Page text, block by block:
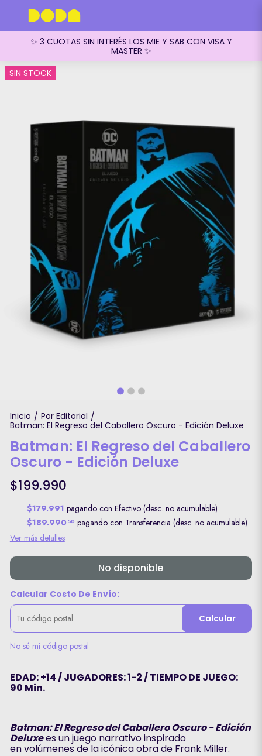
✨ 3 CUOTAS SIN INTERÉS LOS MIE Y SAB CON VISA Y
MASTER ✨
SIN STOCK
Inicio / Por Editorial /
Batman: El Regreso del Caballero Oscuro - Edición Deluxe
Batman: El Regreso del Caballero
Oscuro - Edición Deluxe
$199.990
$179.991 pagando con Efectivo (desc. no acumulable)
$189.990 50 pagando con Transferencia (desc. no acumulable)
Ver más detalles
No disponible
Calcular Costo De Envío:
Calcular
No sé mi código postal
EDAD: +14 / JUGADORES: 1-2 / TIEMPO DE JUEGO:
90 Min.
Batman: El Regreso del Caballero Oscuro - Edición
Deluxees un juego narrativo inspirado
en volúmenes de la icónica obra de Frank Miller.